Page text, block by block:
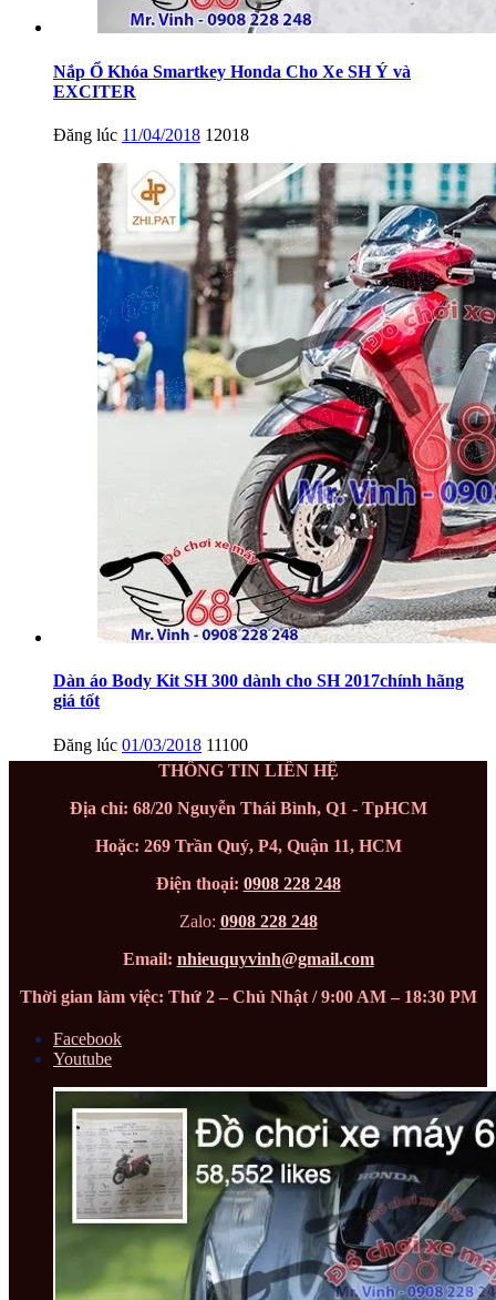
Nắp Ổ Khóa Smartkey Honda Cho Xe SH Ý và
EXCITER
Đăng lúc 11/04/2018 12018
Dàn áo Body Kit SH 300 dành cho SH 2017chính hãng
giá tốt
Đăng lúc 01/03/2018 11100
THÔNG TIN LIÊN HỆ
Địa chỉ: 68/20 Nguyễn Thái Bình, Q1 - TpHCM
Hoặc: 269 Trần Quý, P4, Quận 11, HCM
Điện thoại: 0908 228 248
Zalo: 0908 228 248
Email: nhieuquyvinh@gmail.com
Thời gian làm việc: Thứ 2 – Chủ Nhật / 9:00 AM – 18:30 PM
Facebook
Youtube